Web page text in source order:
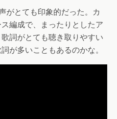
がとても印象的だった。カ
編成で、まったりとしたア
詞がとても聴き取りやすい
が多いこともあるのかな。